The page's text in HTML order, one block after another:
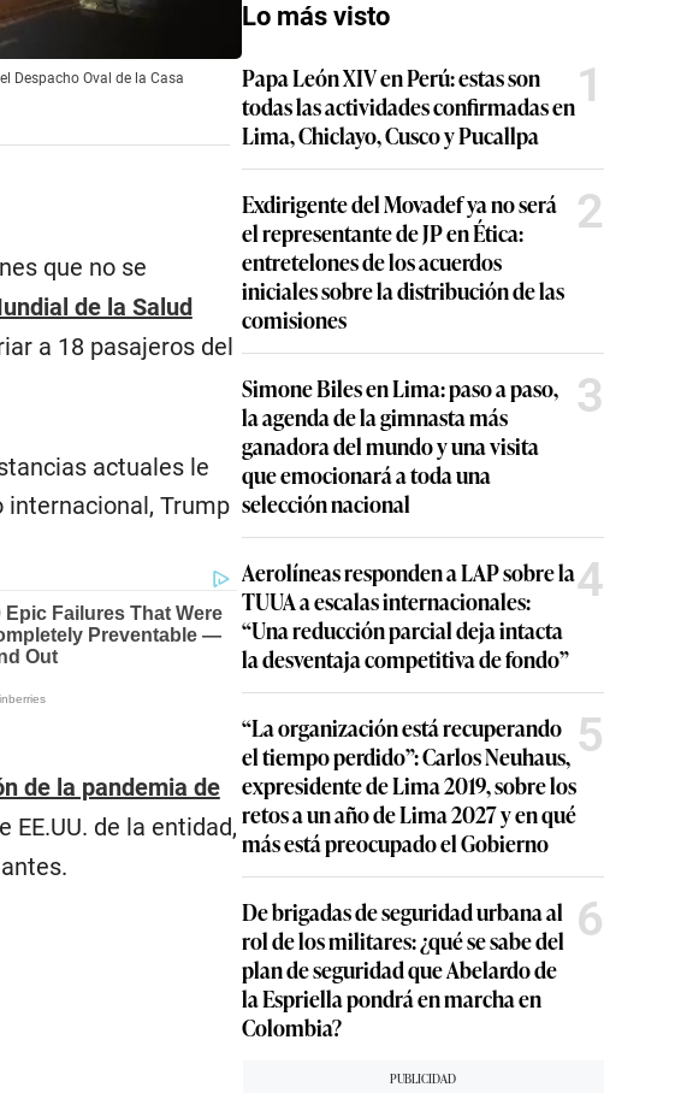
Despacho Oval de la Casa
que no se
de la Salud
a 18 pasajeros del
actuales le
internacional, Trump
de la pandemia de
de la entidad,
Lo más visto
Papa León XIV en Perú: estas son
todas las actividades confirmadas en
Lima, Chiclayo, Cusco y Pucallpa
1
Exdirigente del Movadef ya no será
el representante de JP en Ética:
entretelones de los acuerdos
iniciales sobre la distribución de las
comisiones
2
Simone Biles en Lima: paso a paso,
la agenda de la gimnasta más
ganadora del mundo y una visita
que emocionará a toda una
selección nacional
3
Aerolíneas responden a LAP sobre la
TUUA a escalas internacionales:
“Una reducción parcial deja intacta
la desventaja competitiva de fondo”
4
“La organización está recuperando
el tiempo perdido”: Carlos Neuhaus,
expresidente de Lima 2019, sobre los
retos a un año de Lima 2027 y en qué
más está preocupado el Gobierno
5
De brigadas de seguridad urbana al
rol de los militares: ¿qué se sabe del
plan de seguridad que Abelardo de
la Espriella pondrá en marcha en
Colombia?
6